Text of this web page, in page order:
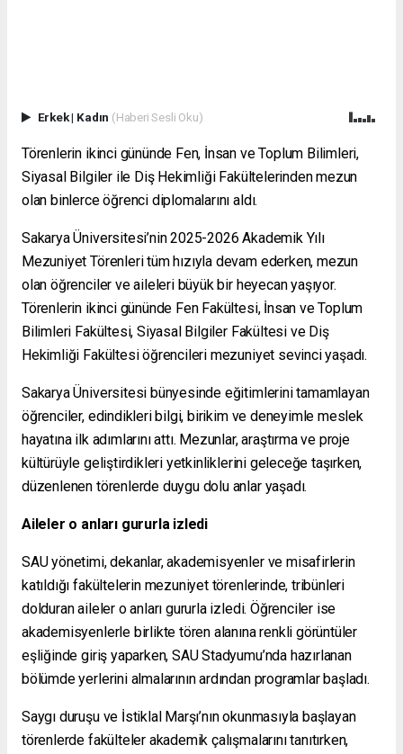
Erkek| Kadın (Haberi Sesli Oku)
Törenlerin ikinci gününde Fen, İnsan ve Toplum Bilimleri,
Siyasal Bilgiler ile Diş Hekimliği Fakültelerinden mezun
olan binlerce öğrenci diplomalarını aldı.
Sakarya Üniversitesi’nin 2025-2026 Akademik Yılı
Mezuniyet Törenleri tüm hızıyla devam ederken, mezun
olan öğrenciler ve aileleri büyük bir heyecan yaşıyor.
Törenlerin ikinci gününde Fen Fakültesi, İnsan ve Toplum
Bilimleri Fakültesi, Siyasal Bilgiler Fakültesi ve Diş
Hekimliği Fakültesi öğrencileri mezuniyet sevinci yaşadı.
Sakarya Üniversitesi bünyesinde eğitimlerini tamamlayan
öğrenciler, edindikleri bilgi, birikim ve deneyimle meslek
hayatına ilk adımlarını attı. Mezunlar, araştırma ve proje
kültürüyle geliştirdikleri yetkinliklerini geleceğe taşırken,
düzenlenen törenlerde duygu dolu anlar yaşadı.
Aileler o anları gururla izledi
SAU yönetimi, dekanlar, akademisyenler ve misafirlerin
katıldığı fakültelerin mezuniyet törenlerinde, tribünleri
dolduran aileler o anları gururla izledi. Öğrenciler ise
akademisyenlerle birlikte tören alanına renkli görüntüler
eşliğinde giriş yaparken, SAU Stadyumu’nda hazırlanan
bölümde yerlerini almalarının ardından programlar başladı.
Saygı duruşu ve İstiklal Marşı’nın okunmasıyla başlayan
törenlerde fakülteler akademik çalışmalarını tanıtırken,